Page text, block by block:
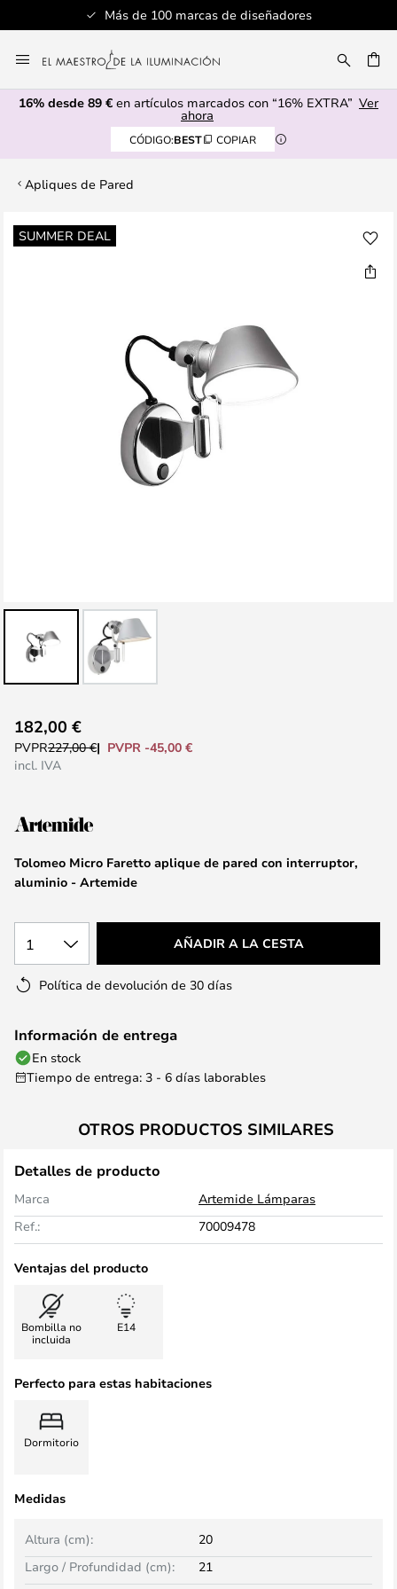
Más de 100 marcas de diseñadores
al
contenido
16% desde 89 € en artículos marcados con “16% EXTRA” Ver
ahora
CÓDIGO:BEST COPIAR
Apliques de Pared
SUMMER DEAL
Saltar
al
comienzo
galería
imágenes
Tolomeo Micro Faretto aplique de pared con interruptor,
aluminio - Artemide
182,00 €
PVPR227,00 €
PVPR -45,00 €
incl. IVA
1 AÑADIR A LA CESTA
Política de devolución de 30 días
Información de entrega
En stock
Tiempo de entrega: 3 - 6 días laborables
OTROS PRODUCTOS SIMILARES
Detalles de producto
Marca
Artemide Lámparas
Ref.:
70009478
Ventajas del producto
Bombilla no
incluida
E14
Perfecto para estas habitaciones
Dormitorio
Medidas
Altura (cm):
20
Largo / Profundidad (cm):
21